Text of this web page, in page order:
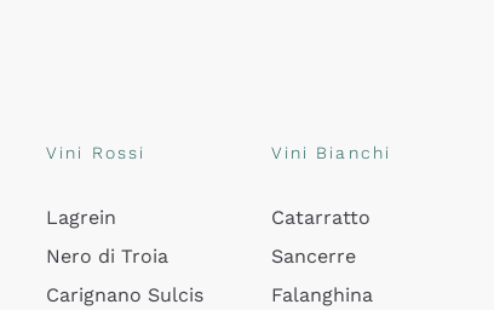
Vini Rossi
Lagrein
Nero di Troia
Carignano Sulcis
Vini Bianchi
Catarratto
Sancerre
Falanghina